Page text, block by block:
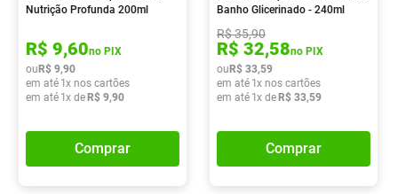
Nutrição Profunda 200ml
R$ 9,60no PIX
ou R$ 9,90
em até 1x nos cartões
em até 1x de R$ 9,90
Comprar
Banho Glicerinado - 240ml
R$35,90
R$ 32,58no PIX
ou R$ 33,59
em até 1x nos cartões
em até 1x de R$ 33,59
Comprar